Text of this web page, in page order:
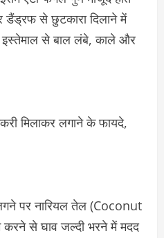
से छुटकारा दिलाने में
से बाल लंबे, काले और
पर नारियल तेल (Coconut
से घाव जल्दी भरने में मदद